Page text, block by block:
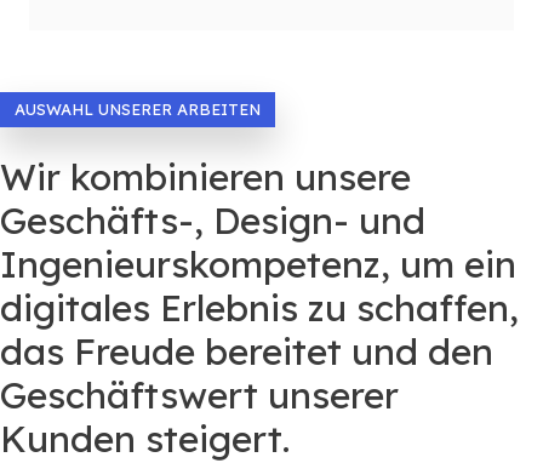
AUSWAHL UNSERER ARBEITEN
Wir kombinieren unsere
Geschäfts-, Design- und
Ingenieurskompetenz, um ein
digitales Erlebnis zu schaffen,
das Freude bereitet und den
Geschäftswert unserer
Kunden steigert.